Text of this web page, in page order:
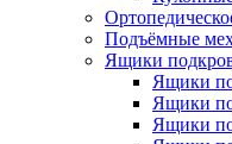
Подъёмные
Ящики
Ящики
Ящики
Ящики